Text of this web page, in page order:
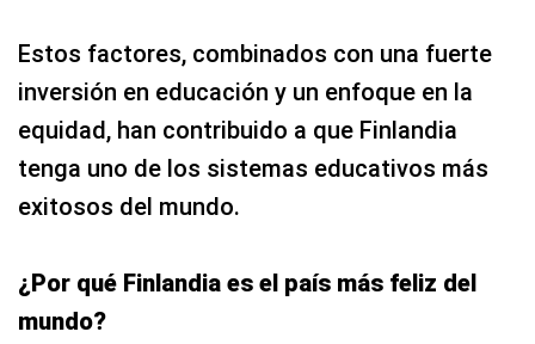
Estos factores, combinados con una fuerte
inversión en educación y un enfoque en la
equidad, han contribuido a que Finlandia
tenga uno de los sistemas educativos más
exitosos del mundo.
¿Por qué Finlandia es el país más feliz del
mundo?